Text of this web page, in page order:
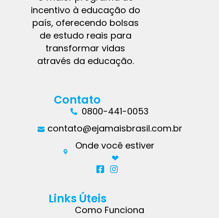
incentivo à educação do
país, oferecendo bolsas
de estudo reais para
transformar vidas
através da educação.
Contato
0800-441-0053
contato@ejamaisbrasil.com.br
Onde você estiver
❤︎
Links Úteis
Como Funciona